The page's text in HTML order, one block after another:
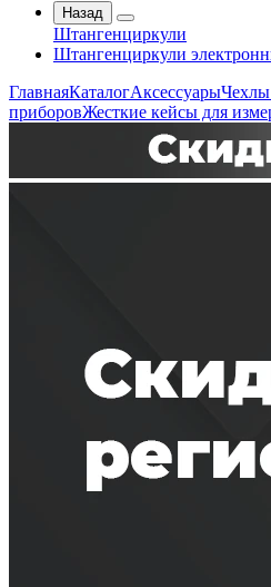
Назад
Штангенциркули
Штангенциркули
ГлавнаяКаталогАксессуарыЧехлы
приборовЖесткие кейсы для